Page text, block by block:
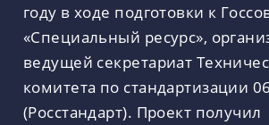
году в ходе подготовки к
«Специальный ресурс»,
ведущей секретариат
комитета по стандартизации
(Росстандарт). Проект получил